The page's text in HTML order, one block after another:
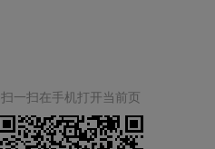
扫一扫在手机打开当前页